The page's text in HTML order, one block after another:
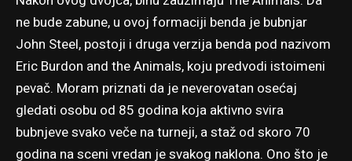
ne bude zabune, u ovoj formaciji benda je bubnjar
John Steel, postoji i druga verzija benda pod nazivom
Eric Burdon and the Animals, koju predvodi istoimeni
pevač. Moram priznati da je neverovatan osećaj
gledati osobu od 85 godina koja aktivno svira
bubnjeve svako veče na turneji, a staž od skoro 70
godina na sceni vredan je svakog naklona. Ono što je